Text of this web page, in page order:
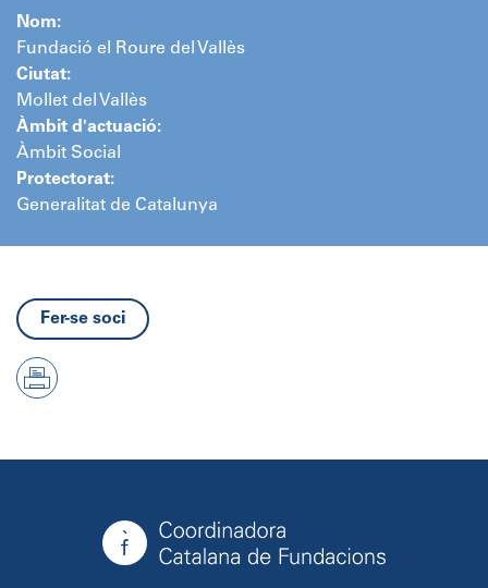
Nom:
Fundació el Roure del Vallès
Ciutat:
Mollet del Vallès
Àmbit d'actuació:
Àmbit Social
Protectorat:
Generalitat de Catalunya
Fer-se soci